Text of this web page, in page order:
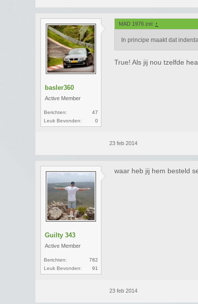
basler360
Active Member
Berichten:
47
Leuk Bevonden:
0
MAD 1976 zei: ↑
In principe maakt dat
True! Als jij nou tzelfde
23 feb 2014
Guilty 343
Active Member
Berichten:
782
Leuk Bevonden:
91
waar heb jij hem besteld
23 feb 2014